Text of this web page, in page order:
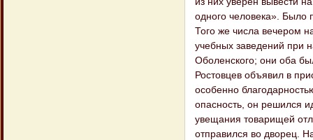
одного человека». Было
Того же числа вечером
учебных заведений при
Оболенского; они оба
Ростовцев объявил в
особенно
опасность, он решился
увещания товарищей
отправился во дворец.